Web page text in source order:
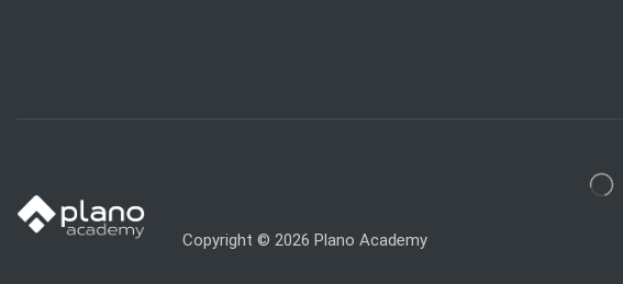
Copyright © 2026 Plano Academy